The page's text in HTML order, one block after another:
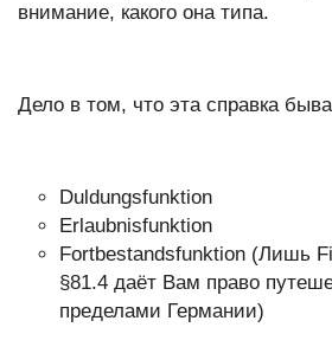
внимание, какого она типа.
Дело в том, что эта справка
Duldungsfunktion
Erlaubnisfunktion
Fortbestandsfunktion (Лишь
§81.4 даёт Вам право
пределами Германии)